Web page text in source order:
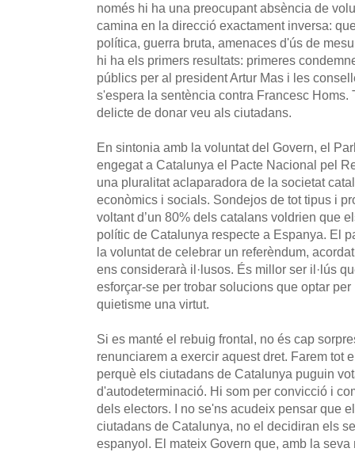
només hi ha una preocupant absència de
camina en la direcció exactament inversa:
política, guerra bruta, amenaces d'ús de
hi ha els primers resultats: primeres
públics per al president Artur Mas i les
s'espera la sentència contra Francesc Homs.
delicte de donar veu als ciutadans.
En sintonia amb la voluntat del Govern, el
engegat a Catalunya el Pacte Nacional pel
una pluralitat aclaparadora de la societat
econòmics i socials. Sondejos de tot tipus i
voltant d’un 80% dels catalans voldrien que
polític de Catalunya respecte a Espanya. El
la voluntat de celebrar un referèndum,
ens considerarà il·lusos. És millor ser il·lús
esforçar-se per trobar solucions que optar
quietisme una virtut.
Si es manté el rebuig frontal, no és cap
renunciarem a exercir aquest dret. Farem tot
perquè els ciutadans de Catalunya puguin
d'autodeterminació. Hi som per convicció i
dels electors. I no se'ns acudeix pensar que
ciutadans de Catalunya, no el decidiran els
espanyol. El mateix Govern que, amb la